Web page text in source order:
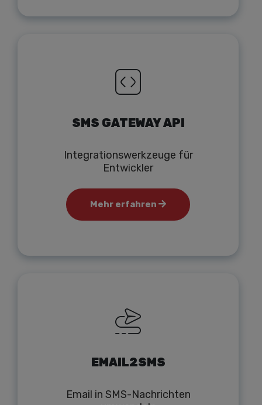
SMS GATEWAY API
Integrationswerkzeuge für
Entwickler
Mehr erfahren
EMAIL2SMS
Email in SMS-Nachrichten